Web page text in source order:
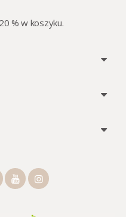
% w koszyku.